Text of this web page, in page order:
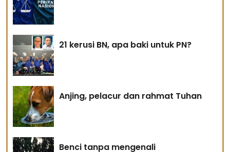
21 kerusi BN, apa baki untuk PN?
Anjing, pelacur dan rahmat Tuhan
Benci tanpa mengenali